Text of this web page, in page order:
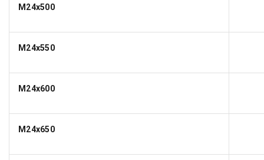
M24x500
M24x550
M24x600
M24x650